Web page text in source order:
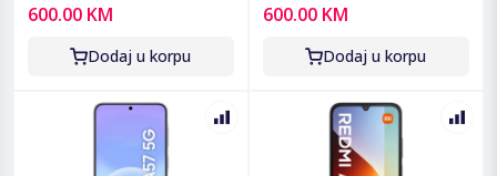
50Mpixel - Galaxy A37 5G
6GB/128GB Green
600.00 KM
Dodaj u korpu
50Mpixel - Galaxy A37 5G
6GB/128GB White
600.00 KM
Dodaj u korpu